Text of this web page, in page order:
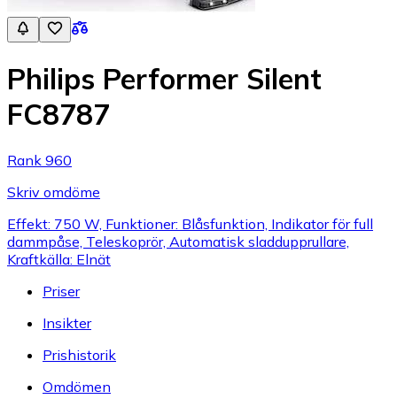
Philips Performer Silent
FC8787
Rank 960
Skriv omdöme
Effekt: 750 W, Funktioner: Blåsfunktion, Indikator för full
dammpåse, Teleskoprör, Automatisk sladdupprullare,
Kraftkälla: Elnät
Priser
Insikter
Prishistorik
Omdömen